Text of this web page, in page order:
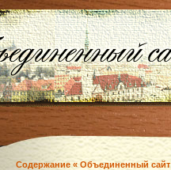
Содержание « Объединенный